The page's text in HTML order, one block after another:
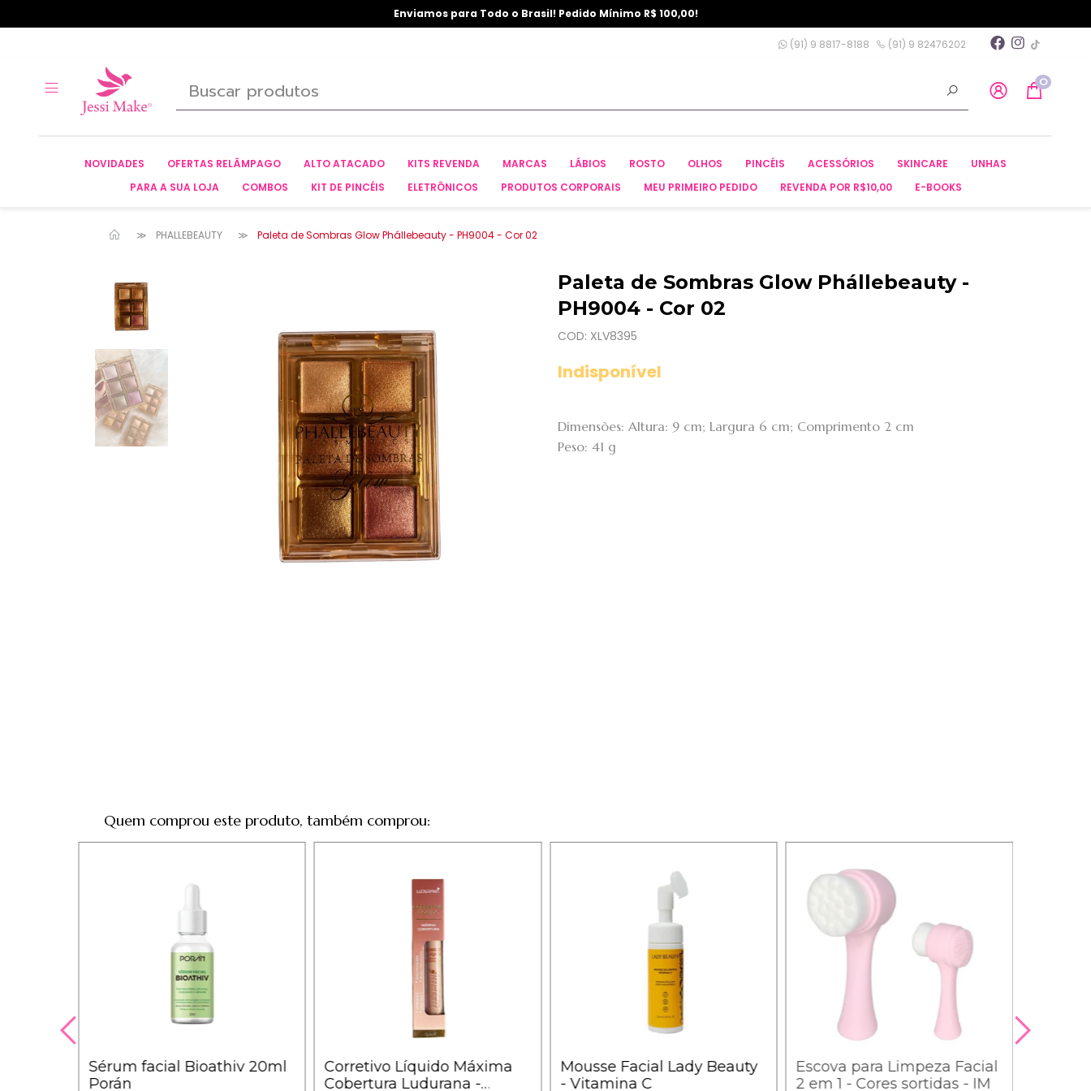
Enviamos para Todo o Brasil! Pedido Mínimo R$ 100,00!
(91) 9 8817-8188 (91) 9 82476202
0
NOVIDADES OFERTAS RELÂMPAGO ALTO ATACADO KITS REVENDA MARCAS LÁBIOS ROSTO OLHOS PINCÉIS ACESSÓRIOS SKINCARE
UNHAS
PARA A SUA LOJA
COMBOS KIT DE PINCÉIS ELETRÔNICOS PRODUTOS CORPORAIS MEU PRIMEIRO PEDIDO REVENDA POR R$10,00 E-BOOKS
PHALLEBEAUTY Paleta de Sombras Glow Phállebeauty - PH9004 - Cor 02
Paleta de Sombras Glow Phállebeauty -
PH9004 - Cor 02
COD: XLV8395
Indisponível
Dimensões: Altura: 9 cm; Largura 6 cm; Comprimento 2 cm
Peso: 41 g
Quem comprou este produto, também comprou:
Sérum facial Bioathiv 20ml
Porán
Corretivo Líquido Máxima
Cobertura Ludurana -
Mousse Facial Lady Beauty
- Vitamina C
Escova para Limpeza Facial
2 em 1 - Cores sortidas - IM